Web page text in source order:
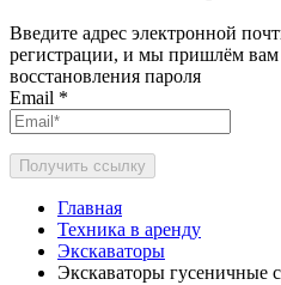
Введите адрес электронной
регистрации, и мы пришлём вам
восстановления пароля
Email *
Получить ссылку
Главная
Техника в аренду
Экскаваторы
Экскаваторы гусеничные